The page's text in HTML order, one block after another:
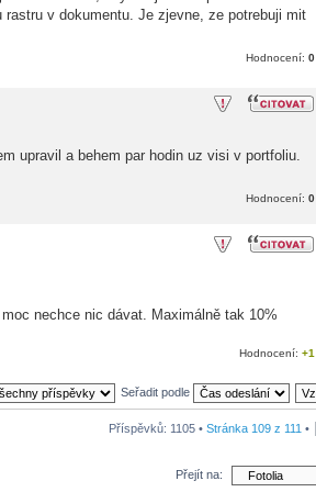
v dokumentu. Je zjevne, ze potrebuji mit
Hodnocení: 0
upravil a behem par hodin uz visi v portfoliu.
Hodnocení: 0
nechce nic dávat. Maximálně tak 10%
Hodnocení: +1
Seřadit podle
Příspěvků: 1105 • Stránka 109 z 111 •
Přejít na: